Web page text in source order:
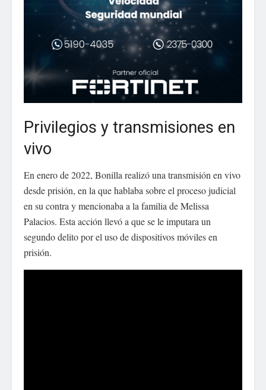
Privilegios y transmisiones en
vivo
En enero de 2022, Bonilla realizó una transmisión en vivo
desde prisión, en la que hablaba sobre el proceso judicial
en su contra y mencionaba a la familia de Melissa
Palacios. Esta acción llevó a que se le imputara un
segundo delito por el uso de dispositivos móviles en
prisión.